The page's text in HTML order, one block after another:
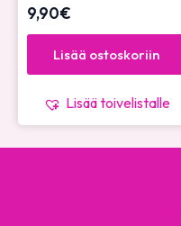
9,90€
Lisää ostoskoriin
Lisää toivelistalle